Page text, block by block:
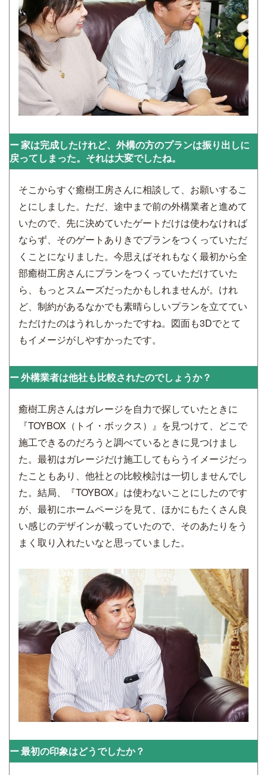
家は完成したけれど、外構の方のプランは振り出しに
戻ってしまった。それは大変でしたね。
そこからすぐ癒樹工房さんに相談して、お願いするこ
とにしました。ただ、途中まで前の外構業者と進めて
いたので、先に決めていたゲートだけは使わなければ
ならず、そのゲートありきでプランをつくっていただ
くことになりました。今思えばそれもなく最初から全
部癒樹工房さんにプランをつくっていただけていた
ら、もっとスムーズだったかもしれませんが。けれ
ど、制約があるなかでも素晴らしいプランを立ててい
ただけたのはうれしかったですね。図面も3Dでとて
もイメージがしやすかったです。
外構業者は他社も比較されたのでしょうか？
癒樹工房さんはガレージを自力で探していたときに
『TOYBOX（トイ・ボックス）』を見つけて、どこで
施工できるのだろうと調べているときに見つけまし
た。最初はガレージだけ施工してもらうイメージだっ
たこともあり、他社との比較検討は一切しませんでし
た。結局、『TOYBOX』は使わないことにしたのです
が、最初にホームページを見て、ほかにもたくさん良
い感じのデザインが載っていたので、そのあたりをう
まく取り入れたいなと思っていました。
最初の印象はどうでしたか？